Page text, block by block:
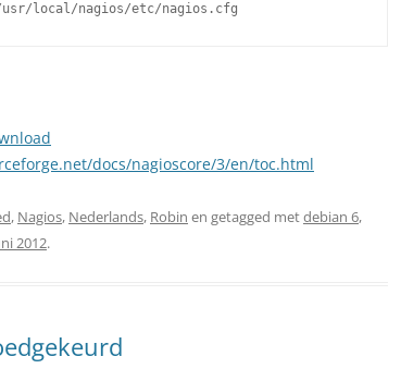
local/nagios/etc/nagios.cfg
docs/nagioscore/3/en/toc.html
, Nagios, Nederlands, Robin en getagged metdebian 6,
2012.